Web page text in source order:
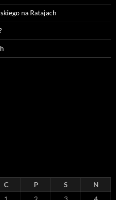
na Ratajach
C P S
N